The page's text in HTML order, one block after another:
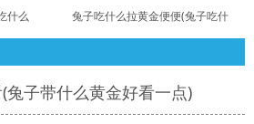
什么 兔子吃什么拉黄金便便(兔子吃什
兔子带什么黄金好看一点)